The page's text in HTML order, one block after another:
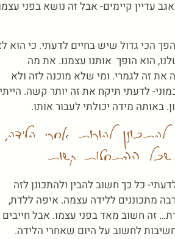
עדיין קיימים- אבל זה נושא בפני
הכי גדול שיש בחיים לדעתי. כי הוא
הוא הופך אותנו עצמנו. את מה
את זה לגמרי. ומי שלא מוכנה לזה ולא
לדעתי תיקח את זה יותר קשה. הייתי
באותה מידה יכולתי לעבור אותו.
להורות אחרי הלידה,
שכל ההתחלות קשות
כל כך חשוב להבין ולהתכונן לזה
מתכוננים ללידה עצמה. איפה ללדת,
זה חשוב מאד בפני עצמו. אבל חייבים
לחשוב על היום שאחרי הלידה.